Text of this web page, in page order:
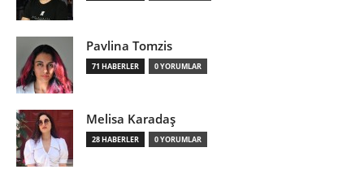
Pavlina Tomzis
71 HABERLER 0 YORUMLAR
Melisa Karadaş
28 HABERLER 0 YORUMLAR